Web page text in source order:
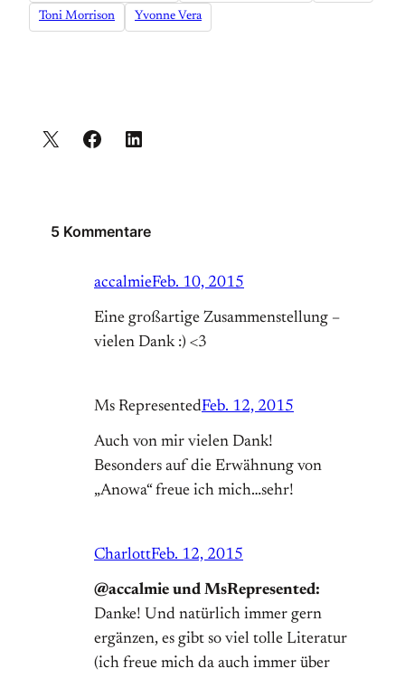
Toni Morrison Yvonne Vera
5 Kommentare
accalmieFeb. 10, 2015
Eine großartige Zusammenstellung –
vielen Dank :) <3
Ms RepresentedFeb. 12, 2015
Auch von mir vielen Dank!
Besonders auf die Erwähnung von
„Anowa“ freue ich mich…sehr!
CharlottFeb. 12, 2015
@accalmie und MsRepresented:
Danke! Und natürlich immer gern
ergänzen, es gibt so viel tolle Literatur
(ich freue mich da auch immer über